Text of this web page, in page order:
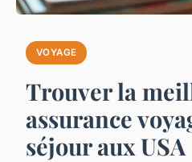
VOYAGE
Trouver la
assurance
séjour aux USA